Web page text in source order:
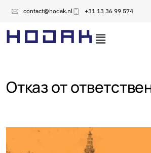
contact@hodak.nl +31 13 36 99 574
Отказ от